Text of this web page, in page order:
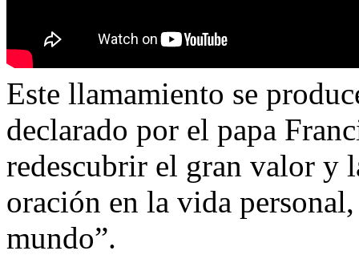
Este llamamiento se
declarado por el papa
redescubrir el gran valor y
oración en la vida
mundo”.